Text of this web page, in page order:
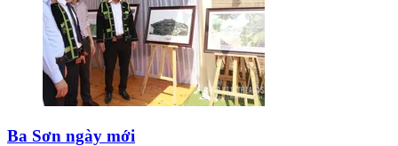
Ba Sơn ngày mới